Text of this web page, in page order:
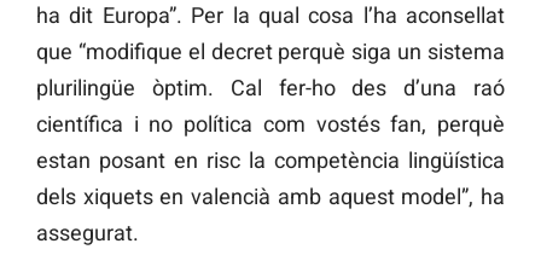
ha dit Europa”. Per la qual cosa l’ha aconsellat
que “modifique el decret perquè siga un sistema
plurilingüe òptim. Cal fer-ho des d’una raó
científica i no política com vostés fan, perquè
estan posant en risc la competència lingüística
dels xiquets en valencià amb aquest model”, ha
assegurat.